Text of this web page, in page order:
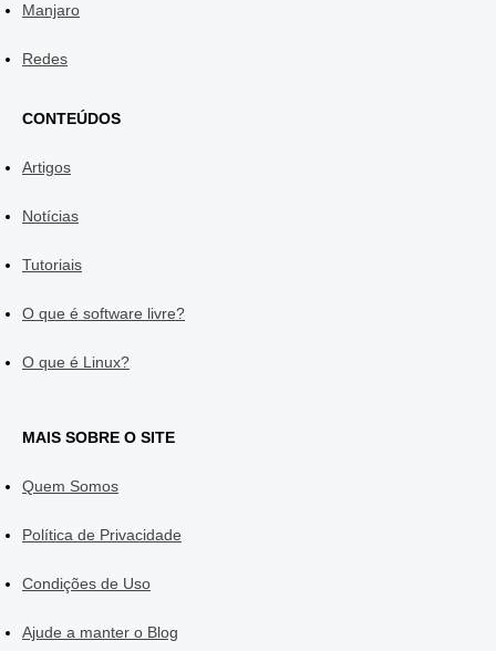
Manjaro
Redes
CONTEÚDOS
Artigos
Notícias
Tutoriais
O que é software livre?
O que é Linux?
MAIS SOBRE O SITE
Quem Somos
Política de Privacidade
Condições de Uso
Ajude a manter o Blog